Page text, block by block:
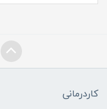
کاردرمانی